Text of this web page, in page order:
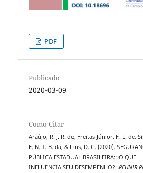
PDF
Publicado
2020-03-09
Como Citar
Araújo, R. J. R. de, Freitas Júnior, F. L. de,
E. N. T. B. da, & Lins, D. C. (2020).
PÚBLICA ESTADUAL BRASILEIRA:: O QUE
INFLUENCIA SEU DESEMPENHO?.REUNIR